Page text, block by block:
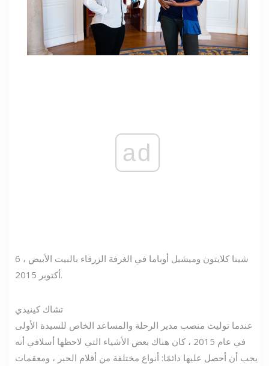
ad
شينا كلايتون وميشيل أوباما في الغرفة الزرقاء بالبيت الأبيض ، 6
أكتوبر 2015.
تشاك كينيدي
عندما توليت منصب مدير الرحلة والمساعد الخاص للسيدة الأولى
في عام 2015 ، كان هناك بعض الأشياء التي لاحظها أسلافي أنه
يجب أن أحصل عليها دائمًا: أنواع مختلفة من أقلام الحبر ، ومعقمات